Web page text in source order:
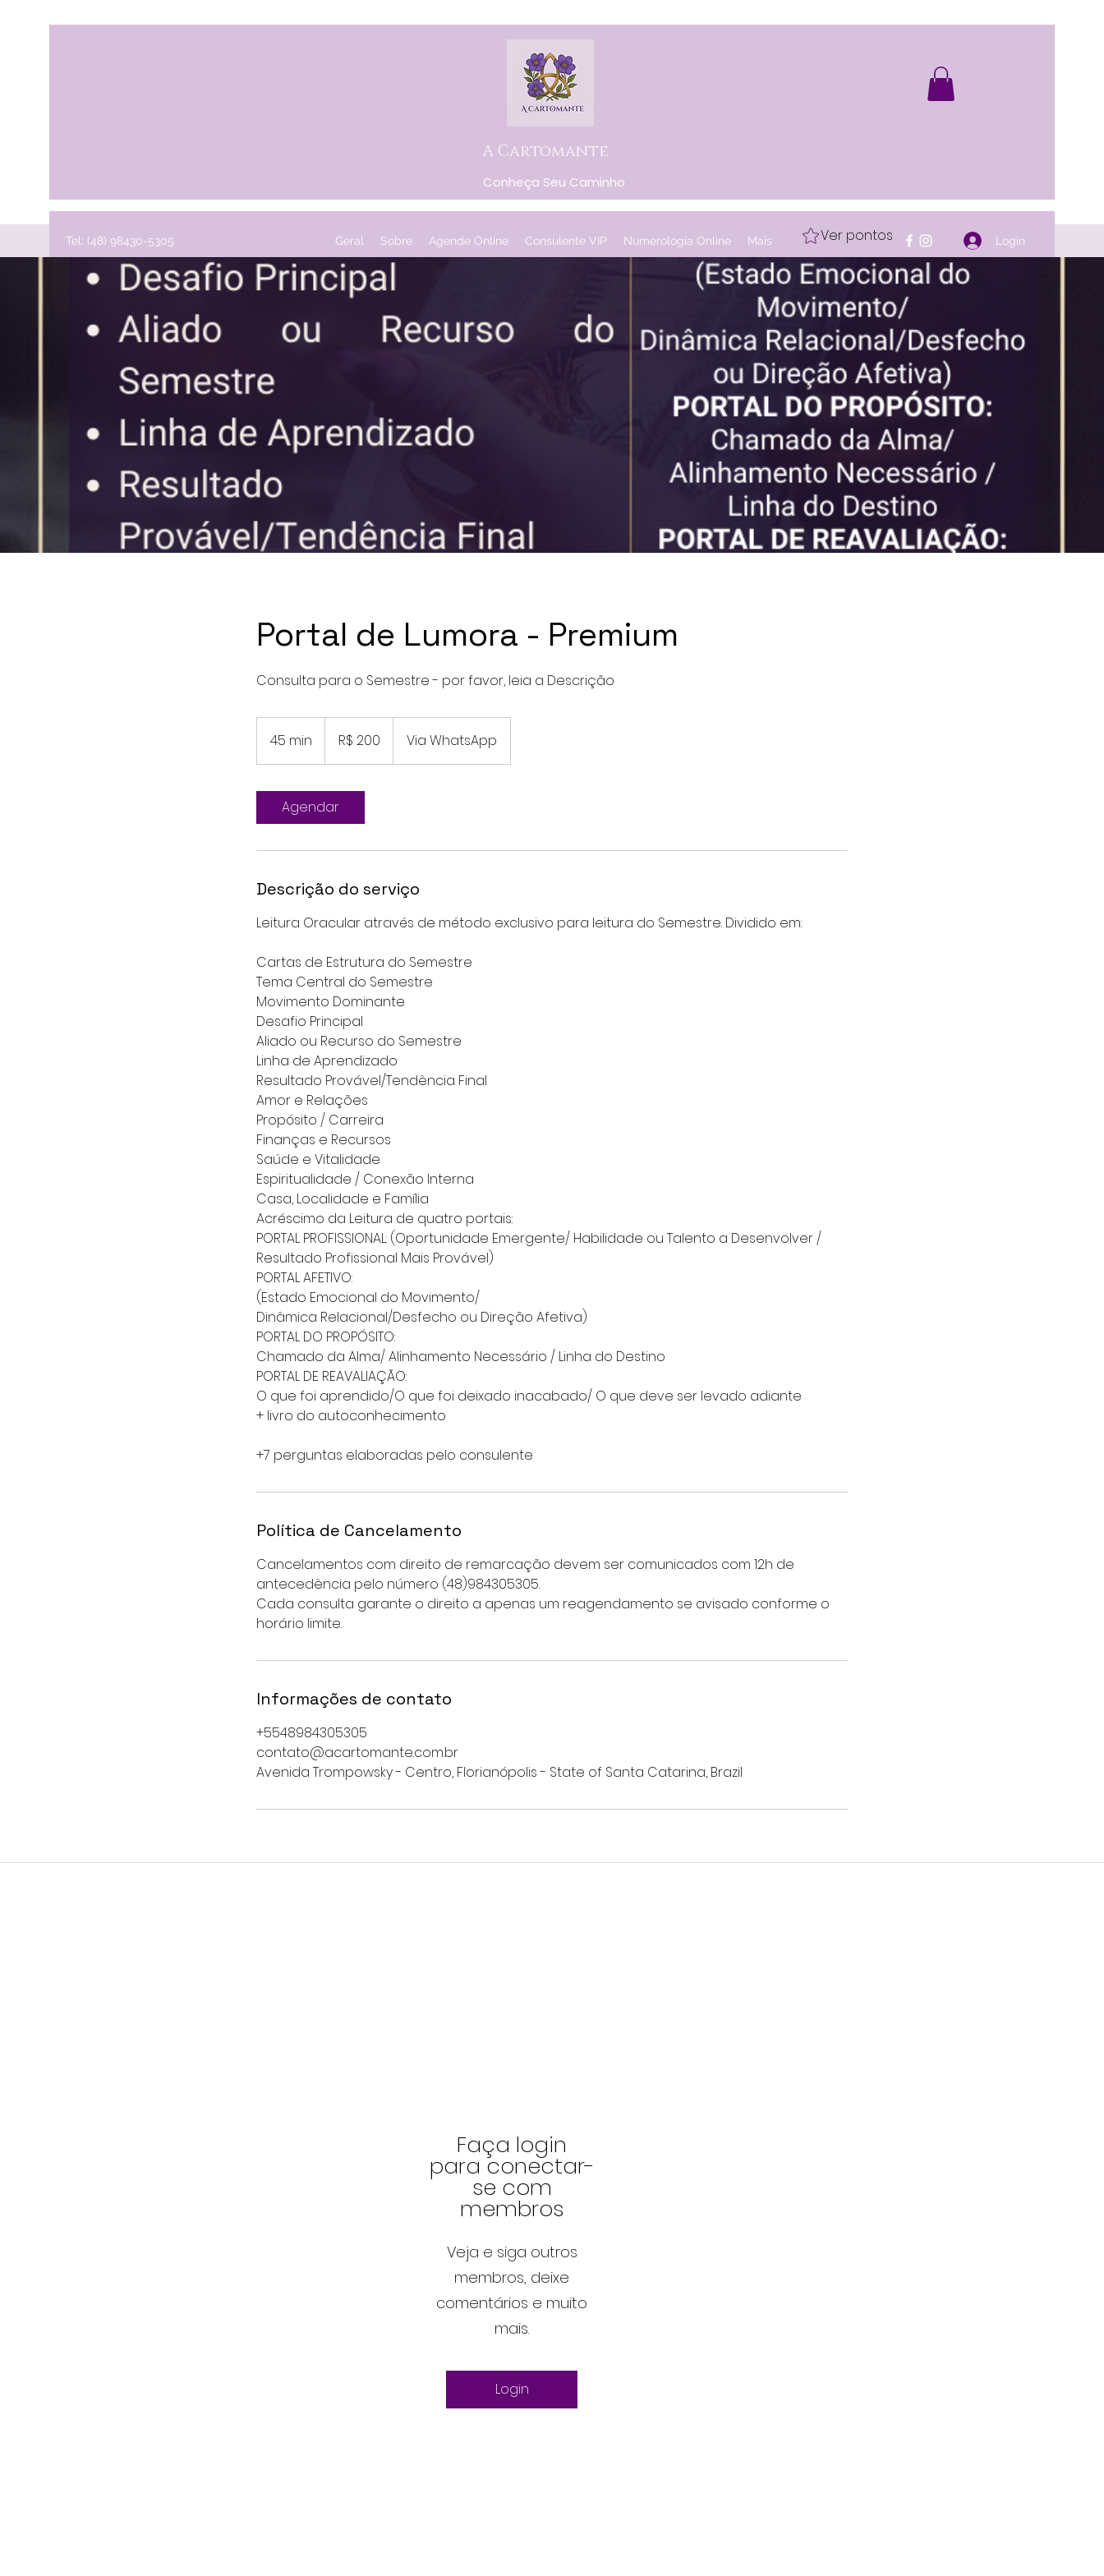
A Cartomante
Conheça Seu Caminho
Tel: (48) 98430-5305 Geral Sobre Agende Online Consulente VIP Numerologia Online Mais Ver pontos Login
Portal de Lumora - Premium
Consulta para o Semestre - por favor, leia a Descrição
45 min
5
i
n
brasileiros
R$ 200 Via WhatsApp
Agendar
Descrição do serviço
Leitura Oracular através de método exclusivo para leitura do Semestre. Dividido em:
Cartas de Estrutura do Semestre
Tema Central do Semestre
Movimento Dominante
Desafio Principal
Aliado ou Recurso do Semestre
Linha de Aprendizado
Resultado Provável/Tendência Final
Amor e Relações
Propósito / Carreira
Finanças e Recursos
Saúde e Vitalidade
Espiritualidade / Conexão Interna
Casa, Localidade e Família
Acréscimo da Leitura de quatro portais:
PORTAL PROFISSIONAL: (Oportunidade Emergente/ Habilidade ou Talento a Desenvolver /
Resultado Profissional Mais Provável)
PORTAL AFETIVO:
(Estado Emocional do Movimento/
Dinâmica Relacional/Desfecho ou Direção Afetiva)
PORTAL DO PROPÓSITO:
Chamado da Alma/ Alinhamento Necessário / Linha do Destino
PORTAL DE REAVALIAÇÃO:
O que foi aprendido/O que foi deixado inacabado/ O que deve ser levado adiante
+ livro do autoconhecimento
+7 perguntas elaboradas pelo consulente
Política de Cancelamento
Cancelamentos com direito de remarcação devem ser comunicados com 12h de
antecedência pelo número (48)984305305.
Cada consulta garante o direito a apenas um reagendamento se avisado conforme o
Informações de contato
+5548984305305
contato@acartomante.com.br
Avenida Trompowsky - Centro, Florianópolis - State of Santa Catarina, Brazil
Faça login
para conectar-
se com
membros
Veja e siga outros
membros, deixe
comentários e muito
mais.
Login